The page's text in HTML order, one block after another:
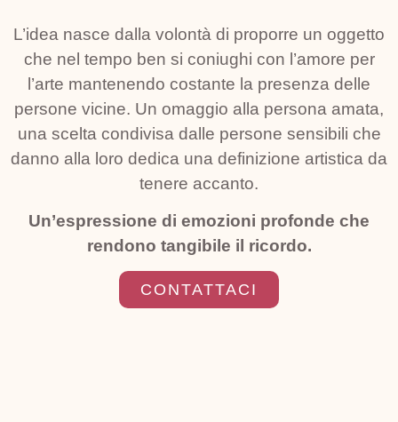
L’idea nasce dalla volontà di proporre un oggetto
che nel tempo ben si coniughi con l’amore per
l’arte mantenendo costante la presenza delle
persone vicine. Un omaggio alla persona amata,
una scelta condivisa dalle persone sensibili che
danno alla loro dedica una definizione artistica da
tenere accanto.
Un’espressione di emozioni profonde che
rendono tangibile il ricordo.
CONTATTACI